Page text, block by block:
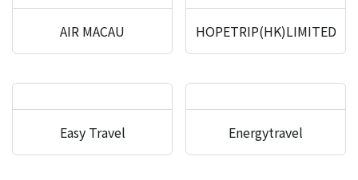
AIR MACAU HOPETRIP(HK)LIMITED
Easy Travel Energytravel